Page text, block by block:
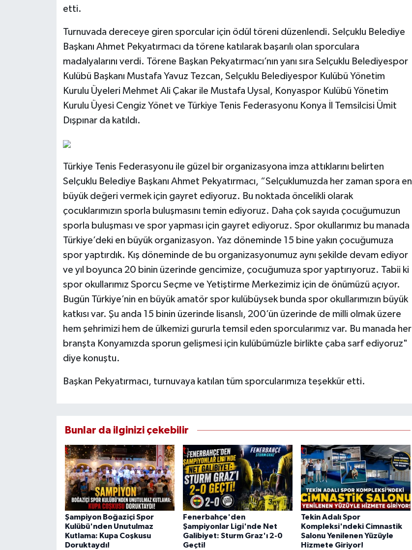
etti.
Turnuvada dereceye giren sporcular için ödül töreni düzenlendi. Selçuklu Belediye
Başkanı Ahmet Pekyatırmacı da törene katılarak başarılı olan sporculara
madalyalarını verdi. Törene Başkan Pekyatırmacı’nın yanı sıra Selçuklu Belediyespor
Kulübü Başkanı Mustafa Yavuz Tezcan, Selçuklu Belediyespor Kulübü Yönetim
Kurulu Üyeleri Mehmet Ali Çakar ile Mustafa Uysal, Konyaspor Kulübü Yönetim
Kurulu Üyesi Cengiz Yönet ve Türkiye Tenis Federasyonu Konya İl Temsilcisi Ümit
Dışpınar da katıldı.
Türkiye Tenis Federasyonu ile güzel bir organizasyona imza attıklarını belirten
Selçuklu Belediye Başkanı Ahmet Pekyatırmacı, “Selçuklumuzda her zaman spora en
büyük değeri vermek için gayret ediyoruz. Bu noktada öncelikli olarak
çocuklarımızın sporla buluşmasını temin ediyoruz. Daha çok sayıda çocuğumuzun
sporla buluşması ve spor yapması için gayret ediyoruz. Spor okullarımız bu manada
Türkiye’deki en büyük organizasyon. Yaz döneminde 15 bine yakın çocuğumuza
spor yaptırdık. Kış döneminde de bu organizasyonumuz aynı şekilde devam ediyor
ve yıl boyunca 20 binin üzerinde gencimize, çocuğumuza spor yaptırıyoruz. Tabii ki
spor okullarımız Sporcu Seçme ve Yetiştirme Merkezimiz için de önümüzü açıyor.
Bugün Türkiye’nin en büyük amatör spor kulübüysek bunda spor okullarımızın büyük
katkısı var. Şu anda 15 binin üzerinde lisanslı, 200’ün üzerinde de milli olmak üzere
hem şehrimizi hem de ülkemizi gururla temsil eden sporcularımız var. Bu manada her
branşta Konyamızda sporun gelişmesi için kulübümüzle birlikte çaba sarf ediyoruz"
diye konuştu.
Başkan Pekyatırmacı, turnuvaya katılan tüm sporcularımıza teşekkür etti.
Bunlar da ilginizi çekebilir
Şampiyon Boğaziçi Spor
Kulübü'nden Unutulmaz
Kutlama: Kupa Coşkusu
Doruktaydı!
Fenerbahçe'den
Şampiyonlar Ligi'nde Net
Galibiyet: Sturm Graz'ı 2-0
Geçti!
Tekin Adalı Spor
Kompleksi'ndeki Cimnastik
Salonu Yenilenen Yüzüyle
Hizmete Giriyor!